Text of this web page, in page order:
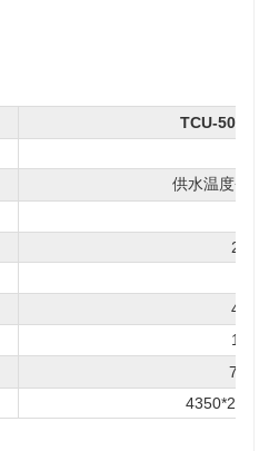
TCU-
供水温度
266
480
120
71.6